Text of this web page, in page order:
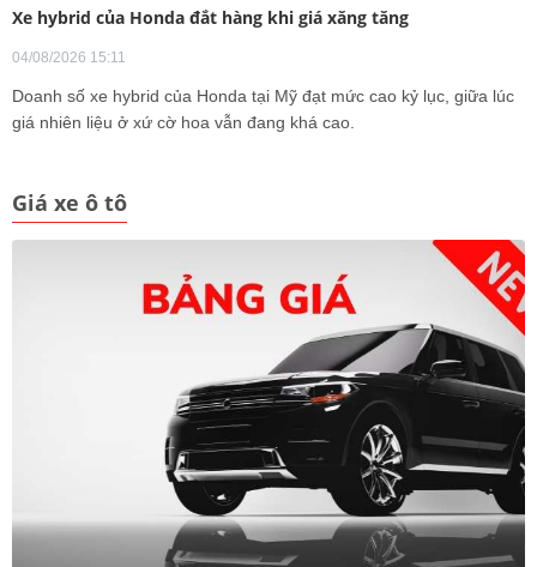
Xe hybrid của Honda đắt hàng khi giá xăng tăng
04/08/2026 15:11
Doanh số xe hybrid của Honda tại Mỹ đạt mức cao kỷ lục, giữa lúc
giá nhiên liệu ở xứ cờ hoa vẫn đang khá cao.
Giá xe ô tô